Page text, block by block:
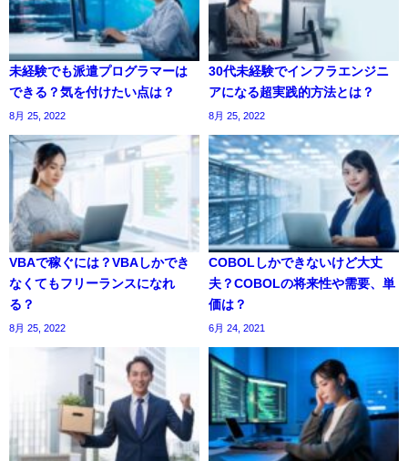
未経験でも派遣プログラマーは
できる？気を付けたい点は？
8月 25, 2022
30代未経験でインフラエンジニ
アになる超実践的方法とは？
8月 25, 2022
VBAで稼ぐには？VBAしかでき
なくてもフリーランスになれ
る？
8月 25, 2022
COBOLしかできないけど大丈
夫？COBOLの将来性や需要、単
価は？
6月 24, 2021